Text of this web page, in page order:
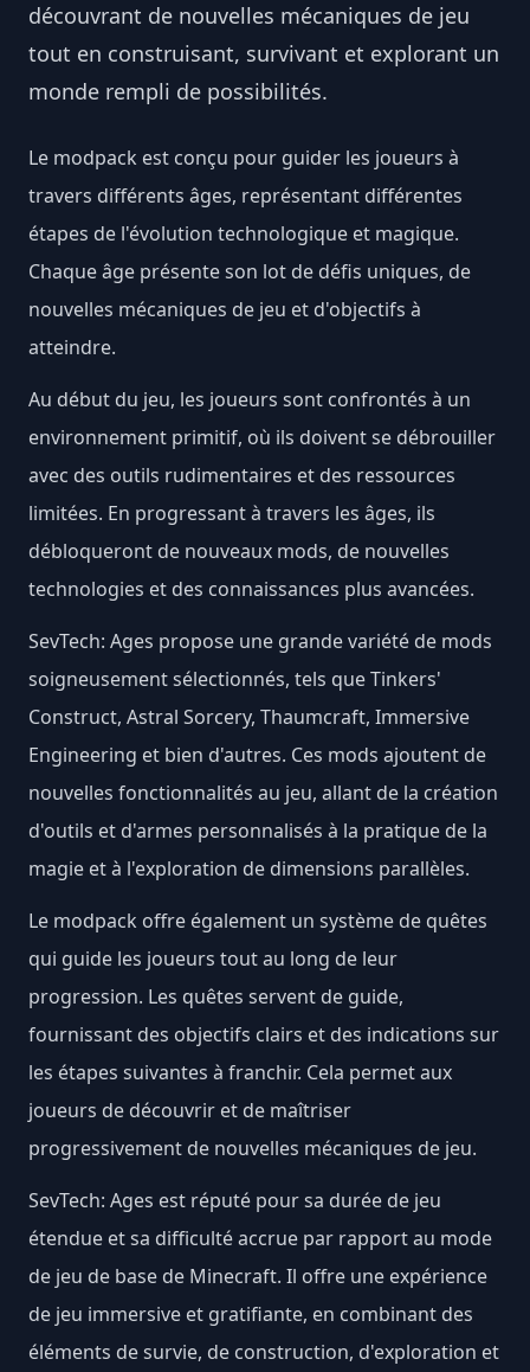
découvrant de nouvelles mécaniques de jeu
tout en construisant, survivant et explorant un
monde rempli de possibilités.
Le modpack est conçu pour guider les joueurs à
travers différents âges, représentant différentes
étapes de l'évolution technologique et magique.
Chaque âge présente son lot de défis uniques, de
nouvelles mécaniques de jeu et d'objectifs à
atteindre.
Au début du jeu, les joueurs sont confrontés à un
environnement primitif, où ils doivent se débrouiller
avec des outils rudimentaires et des ressources
limitées. En progressant à travers les âges, ils
débloqueront de nouveaux mods, de nouvelles
technologies et des connaissances plus avancées.
SevTech: Ages propose une grande variété de mods
soigneusement sélectionnés, tels que Tinkers'
Construct, Astral Sorcery, Thaumcraft, Immersive
Engineering et bien d'autres. Ces mods ajoutent de
nouvelles fonctionnalités au jeu, allant de la création
d'outils et d'armes personnalisés à la pratique de la
magie et à l'exploration de dimensions parallèles.
Le modpack offre également un système de quêtes
qui guide les joueurs tout au long de leur
progression. Les quêtes servent de guide,
fournissant des objectifs clairs et des indications sur
les étapes suivantes à franchir. Cela permet aux
joueurs de découvrir et de maîtriser
progressivement de nouvelles mécaniques de jeu.
SevTech: Ages est réputé pour sa durée de jeu
étendue et sa difficulté accrue par rapport au mode
de jeu de base de Minecraft. Il offre une expérience
de jeu immersive et gratifiante, en combinant des
éléments de survie, de construction, d'exploration et